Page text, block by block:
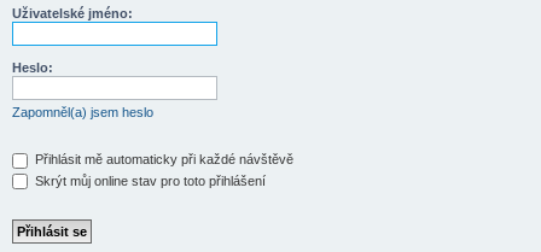
Uživatelské jméno:
Heslo:
Zapomněl(a) jsem heslo
Přihlásit mě automaticky při každé návštěvě
Skrýt můj online stav pro toto přihlášení